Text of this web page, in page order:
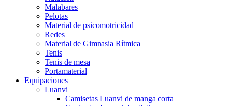
Malabares
Pelotas
Material de psicomotricidad
Redes
Material de Gimnasia Rítmica
Tenis
Tenis de mesa
Portamaterial
Equipaciones
Luanvi
Camisetas Luanvi de manga corta